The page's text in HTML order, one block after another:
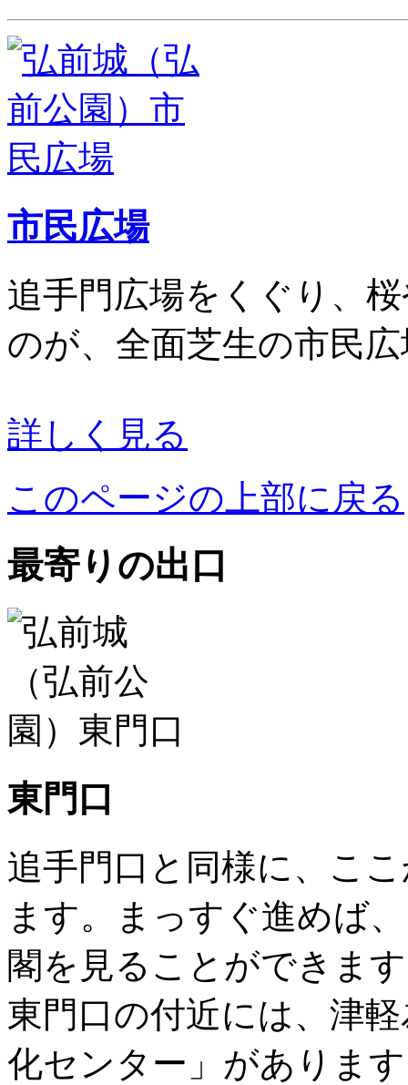
市民広場
追手門広場をくぐり、
のが、全面芝生の市民
詳しく見る
このページの上部に戻る
最寄りの出口
東門口
追手門口と同様に、こ
ます。まっすぐ進めば
閣を見ることができま
東門口の付近には、津
化センター」がありま